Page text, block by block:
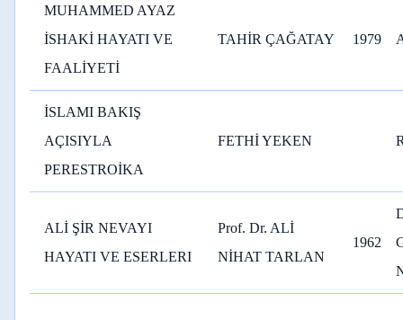
MUHAMMED AYAZ
İSHAKİ HAYATI VE
FAALİYETİ
TAHİR ÇAĞATAY 1979
İSLAMI BAKIŞ
AÇISIYLA
PERESTROİKA
FETHİ YEKEN
ALİ ŞİR NEVAYI
HAYATI VE ESERLERI
Prof. Dr. ALİ
NİHAT TARLAN
1962